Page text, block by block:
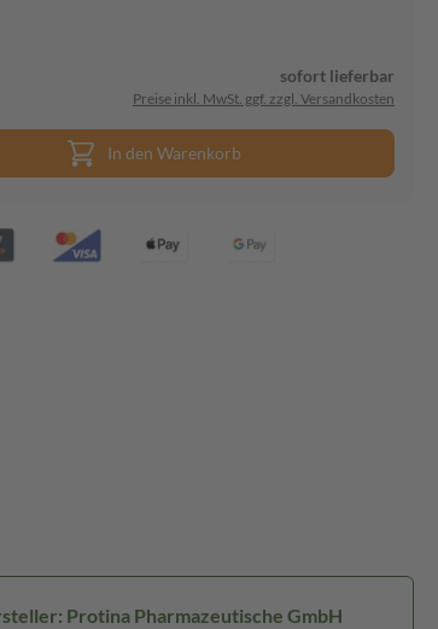
sofort lieferbar
Preise inkl. MwSt. ggf. zzgl. Versandkosten
In den Warenkorb
Protina Pharmazeutische GmbH